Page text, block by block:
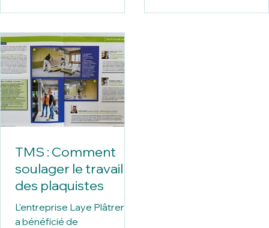
mesures...
TMS : Comment
soulager le travail
des plaquistes
L'entreprise Laye Plâtrerie
a bénéficié de